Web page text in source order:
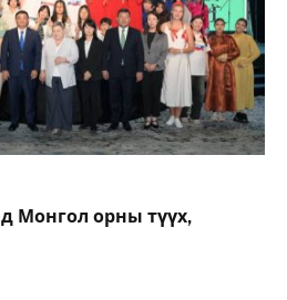
Монгол орны түүх,